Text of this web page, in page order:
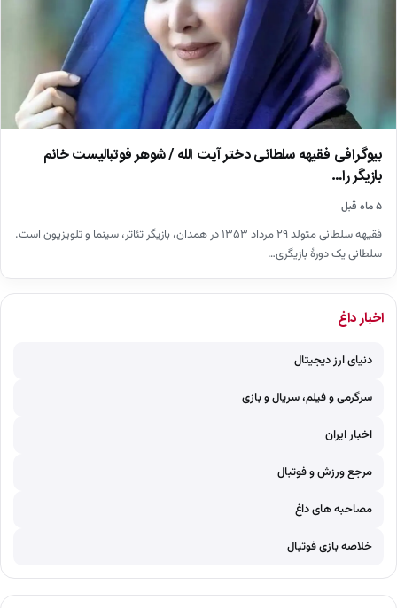
بیوگرافی فقیهه سلطانی دختر آیت الله / شوهر فوتبالیست خانم
بازیگر را…
۵ ماه قبل
فقیهه سلطانی متولد ۲۹ مرداد ۱۳۵۳ در همدان، بازیگر تئاتر، سینما و تلویزیون است.
سلطانی یک دورهٔ بازیگری…
اخبار داغ
دنیای ارز دیجیتال
سرگرمی و فیلم، سریال و بازی
اخبار ایران
مرجع ورزش و فوتبال
مصاحبه های داغ
خلاصه بازی فوتبال